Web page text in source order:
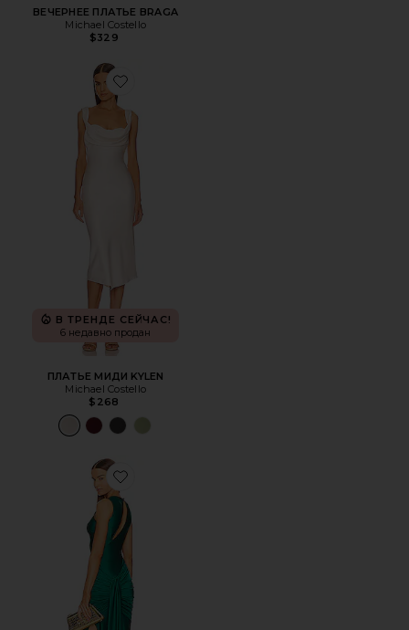
ВЕЧЕРНЕЕ ПЛАТЬЕ BRAGA
Michael Costello
$329
Favorite ПЛАТЬЕ МИДИ KYLEN
В ТРЕНДЕ СЕЙЧАС!
6 недавно продан
ПЛАТЬЕ МИДИ KYLEN
Michael Costello
$268
Favorite ВЕЧЕРНЕЕ ПЛАТЬЕ GARLAND